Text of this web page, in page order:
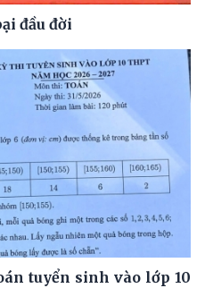
đầu đời
tuyển sinh vào lớp 10